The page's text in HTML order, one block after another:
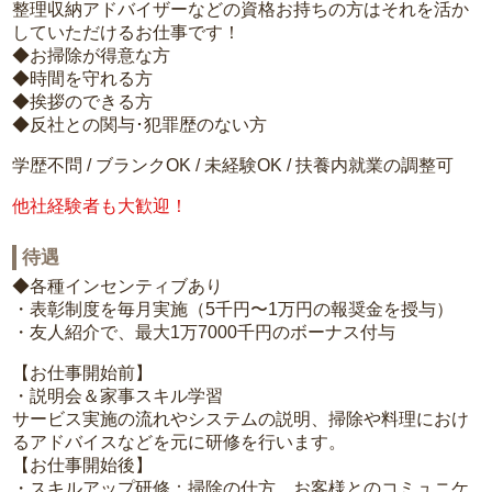
整理収納アドバイザーなどの資格お持ちの方はそれを活か
していただけるお仕事です！
◆お掃除が得意な方
◆時間を守れる方
◆挨拶のできる方
◆反社との関与･犯罪歴のない方
学歴不問 / ブランクOK / 未経験OK / 扶養内就業の調整可
他社経験者も大歓迎！
待遇
◆各種インセンティブあり
・表彰制度を毎月実施（5千円〜1万円の報奨金を授与）
・友人紹介で、最大1万7000千円のボーナス付与
【お仕事開始前】
・説明会＆家事スキル学習
サービス実施の流れやシステムの説明、掃除や料理におけ
るアドバイスなどを元に研修を行います。
【お仕事開始後】